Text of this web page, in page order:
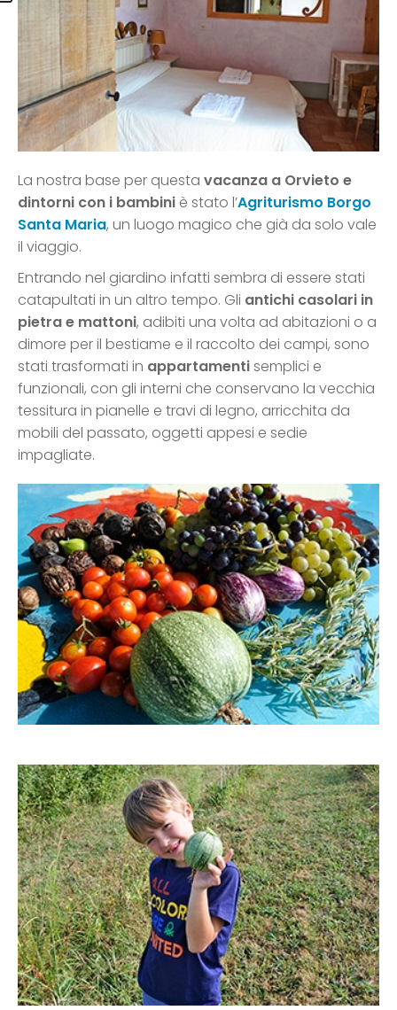
La nostra base per questa vacanza a Orvieto e
dintorni con i bambini è stato l’Agriturismo Borgo
Santa Maria, un luogo magico che già da solo vale
il viaggio.
Entrando nel giardino infatti sembra di essere stati
catapultati in un altro tempo. Gli antichi casolari in
pietra e mattoni, adibiti una volta ad abitazioni o a
dimore per il bestiame e il raccolto dei campi, sono
stati trasformati in appartamentisemplici e
funzionali, con gli interni che conservano la vecchia
tessitura in pianelle e travi di legno, arricchita da
mobili del passato, oggetti appesi e sedie
impagliate.